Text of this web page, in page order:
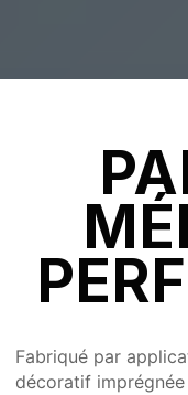
Fabriqué par
décoratif